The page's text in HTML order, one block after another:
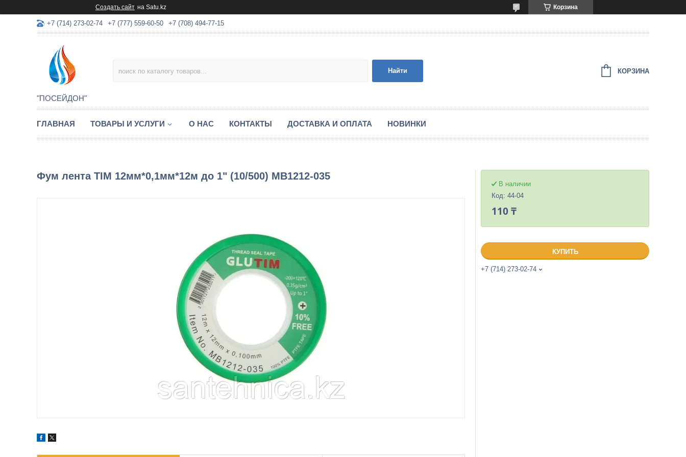
Создать сайт на Satu.kz Корзина
+7 (714) 273-02-74 +7 (777) 559-60-50 +7 (708) 494-77-15
"ПОСЕЙДОН"
Найти КОРЗИНА
ГЛАВНАЯ ТОВАРЫ И УСЛУГИ О НАС КОНТАКТЫ ДОСТАВКА И ОПЛАТА НОВИНКИ
Фум лента TIM 12мм*0,1мм*12м до 1" (10/500) MB1212-035
В наличии
Код: 44-04
110 ₸
КУПИТЬ
+7 (714) 273-02-74